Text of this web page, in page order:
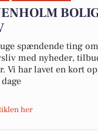
spændende ting
med nyheder,
Vi har lavet en kort
her